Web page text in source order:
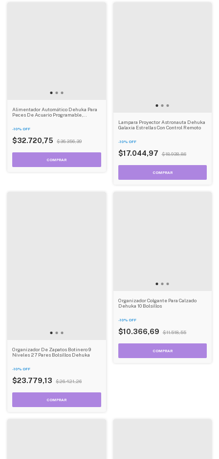
Alimentador Automático Dehuka Para
Peces De Acuario Programable,
-10% OFF
$32.720,75 $36.356,39
Lampara Proyector Astronauta Dehuka
Galaxia Estrellas Con Control Remoto
-10% OFF
$17.044,97 $18.938,86
Organizador De Zapatos Botinero 9
Niveles 27 Pares Bolsillos Dehuka
-10% OFF
$23.779,13 $26.421,26
Organizador Colgante Para Calzado
Dehuka 10 Bolsillos
-10% OFF
$10.366,69 $11.518,55